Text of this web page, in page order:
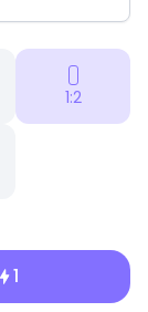
1:2
1